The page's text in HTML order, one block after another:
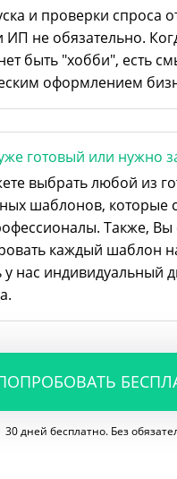
и проверки спроса
не обязательно.
быть "хобби", есть
оформлением
готовый или нужно
выбрать любой из
шаблонов, которые
Также, Вы
каждый шаблон
у нас индивидуальный
30 дней бесплатно. Без